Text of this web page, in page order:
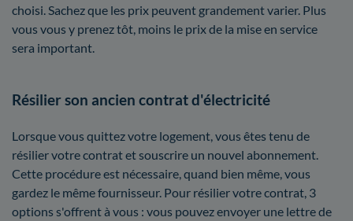
choisi. Sachez que les prix peuvent grandement varier. Plus
vous vous y prenez tôt, moins le prix de la mise en service
sera important.
Résilier son ancien contrat d'électricité
Lorsque vous quittez votre logement, vous êtes tenu de
résilier votre contrat et souscrire un nouvel abonnement.
Cette procédure est nécessaire, quand bien même, vous
gardez le même fournisseur. Pour résilier votre contrat, 3
options s'offrent à vous : vous pouvez envoyer une lettre de